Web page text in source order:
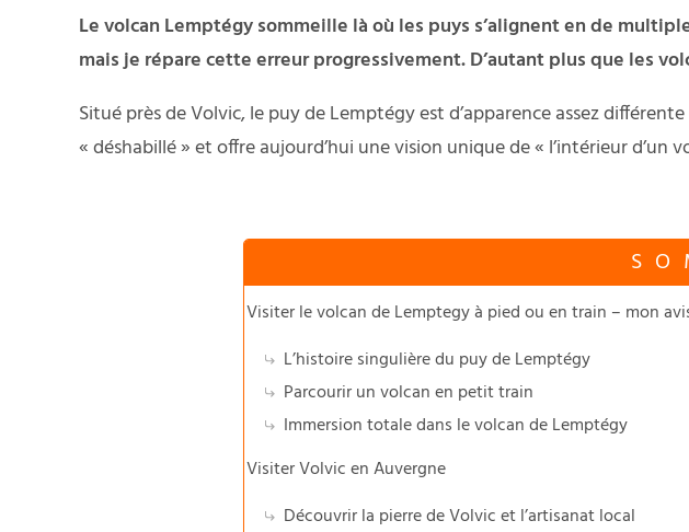
Le volcan Lemptégy sommeille là où les puys s’alignent en de
mais je répare cette erreur progressivement. D’autant plus que les
Situé près de Volvic, le puy de Lemptégy est d’apparence assez
« déshabillé » et offre aujourd’hui une vision unique de « l’intérieur d’un
Visiter le volcan de Lemptegy à pied ou en train – mon
L’histoire singulière du puy de Lemptégy
Parcourir un volcan en petit train
Immersion totale dans le volcan de Lemptégy
Visiter Volvic en Auvergne
Découvrir la pierre de Volvic et l’artisanat local